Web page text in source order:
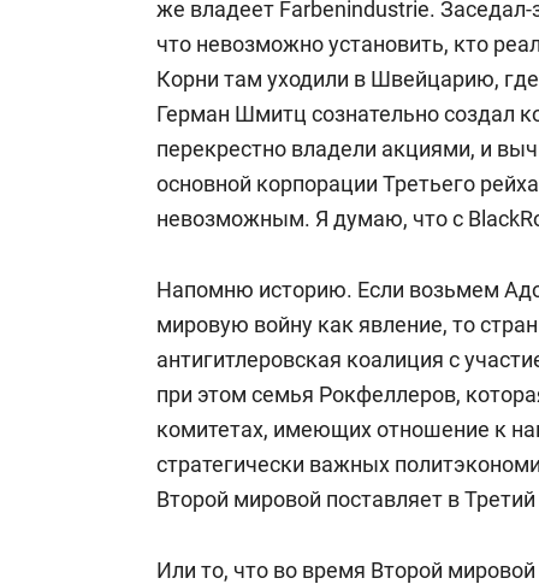
же владеет Farbenindustrie.
что невозможно установить, кто
Корни там уходили в Швейцарию,
Герман Шмитц сознательно создал
перекрестно владели акциями, и
основной корпорации Третьего
невозможным. Я думаю, что с
Напомню историю. Если возьмем
мировую войну как явление, то
антигитлеровская коалиция с
при этом семья Рокфеллеров,
комитетах, имеющих отношение к
стратегически важных
Второй мировой поставляет в
Или то, что во время Второй